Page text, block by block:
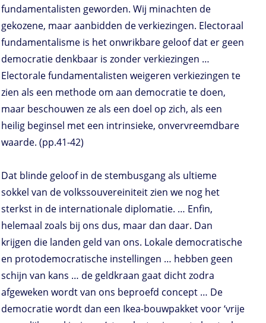
fundamentalisten geworden. Wij minachten de
gekozene, maar aanbidden de verkiezingen. Electoraal
fundamentalisme is het onwrikbare geloof dat er geen
democratie denkbaar is zonder verkiezingen …
Electorale fundamentalisten weigeren verkiezingen te
zien als een methode om aan democratie te doen,
maar beschouwen ze als een doel op zich, als een
heilig beginsel met een intrinsieke, onvervreemdbare
waarde. (pp.41-42)
Dat blinde geloof in de stembusgang als ultieme
sokkel van de volkssouvereiniteit zien we nog het
sterkst in de internationale diplomatie. … Enfin,
helemaal zoals bij ons dus, maar dan daar. Dan
krijgen die landen geld van ons. Lokale democratische
en protodemocratische instellingen … hebben geen
schijn van kans … de geldkraan gaat dicht zodra
afgeweken wordt van ons beproefd concept … De
democratie wordt dan een Ikea-bouwpakket voor ‘vrije